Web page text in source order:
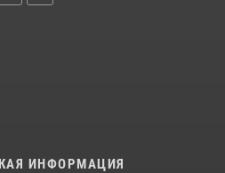
ИНФОРМАЦИЯ